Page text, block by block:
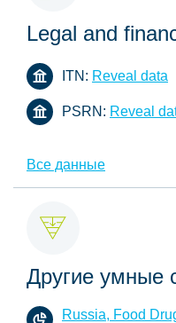
Legal and
ITN: Reveal data
PSRN: Reveal
Все данные
Другие умные
Russia, Food